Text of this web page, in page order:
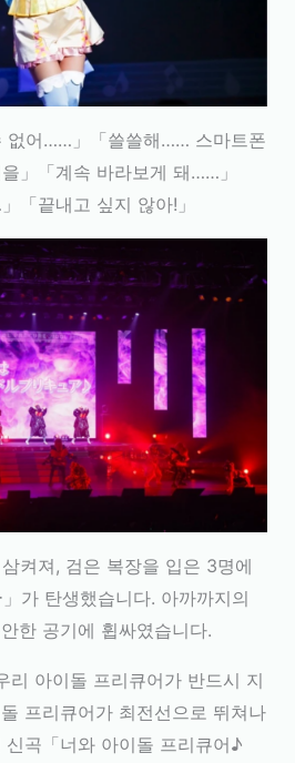
없어……」「쓸쓸해…… 스마트폰
」「계속 바라보게 돼……」
「끝내고 싶지 않아!」
켜져, 검은 복장을 입은 3명에
가 탄생했습니다. 아까까지의
한 공기에 휩싸였습니다.
리 아이돌 프리큐어가 반드시 지
프리큐어가 최전선으로 뛰쳐나
곡「너와 아이돌 프리큐어♪